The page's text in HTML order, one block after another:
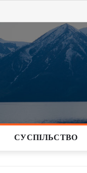
СУСПІЛЬСТВО